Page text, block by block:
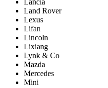
Lancia
Land Rover
Lexus
Lifan
Lincoln
Lixiang
Lynk & Co
Mazda
Mercedes
Mini